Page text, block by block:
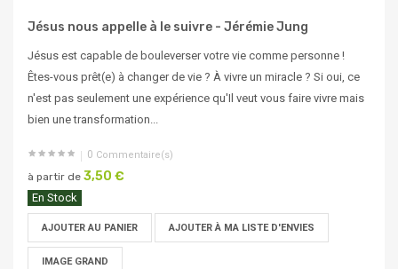
Jésus nous appelle à le suivre - Jérémie Jung
Jésus est capable de bouleverser votre vie comme personne !
Êtes-vous prêt(e) à changer de vie ? À vivre un miracle ? Si oui, ce
n'est pas seulement une expérience qu'Il veut vous faire vivre mais
bien une transformation...
0 Commentaire(s)
à partir de 3,50 €
En Stock
AJOUTER AU PANIER AJOUTER À MA LISTE D'ENVIES
IMAGE GRAND